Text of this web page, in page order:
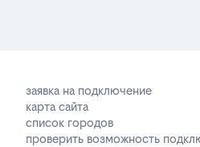
заявка на подключение
карта сайта
список городов
проверить возможность